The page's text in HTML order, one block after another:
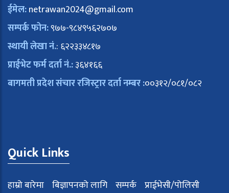
ईमेल:netrawan2024@gmail.com
सम्पर्क फोन:९७७-९८४९५६२७०७
स्थायी लेखा नं.: ६२२३३४८१७
प्राईभेट फर्म दर्ता नं.:३६४१६६
बागमती प्रदेश संचार रजिस्ट्रार दर्ता नम्बर :००३१२/०८१/०८२
Quick Links
हाम्रो बारेमा बिज्ञापनको लागि सम्पर्क प्राईभेसी/पोलिसी